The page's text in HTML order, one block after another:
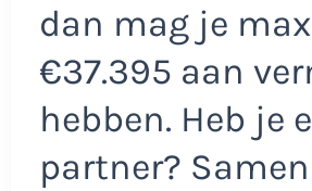
dan mag je
€37.395 aan
hebben. Heb je
partner?